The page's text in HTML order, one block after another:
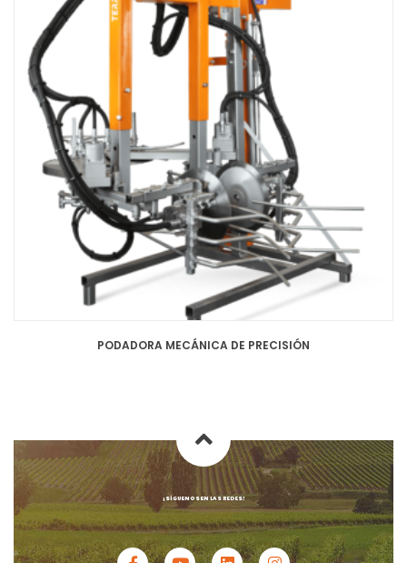
PODADORA MECÁNICA DE PRECISIÓN
¡SÍGUENOS EN LAS REDES!